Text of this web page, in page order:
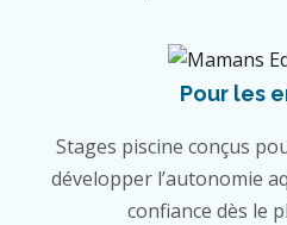
Pour les
Stages piscine conçus
développer l’autonomie
confiance dès le